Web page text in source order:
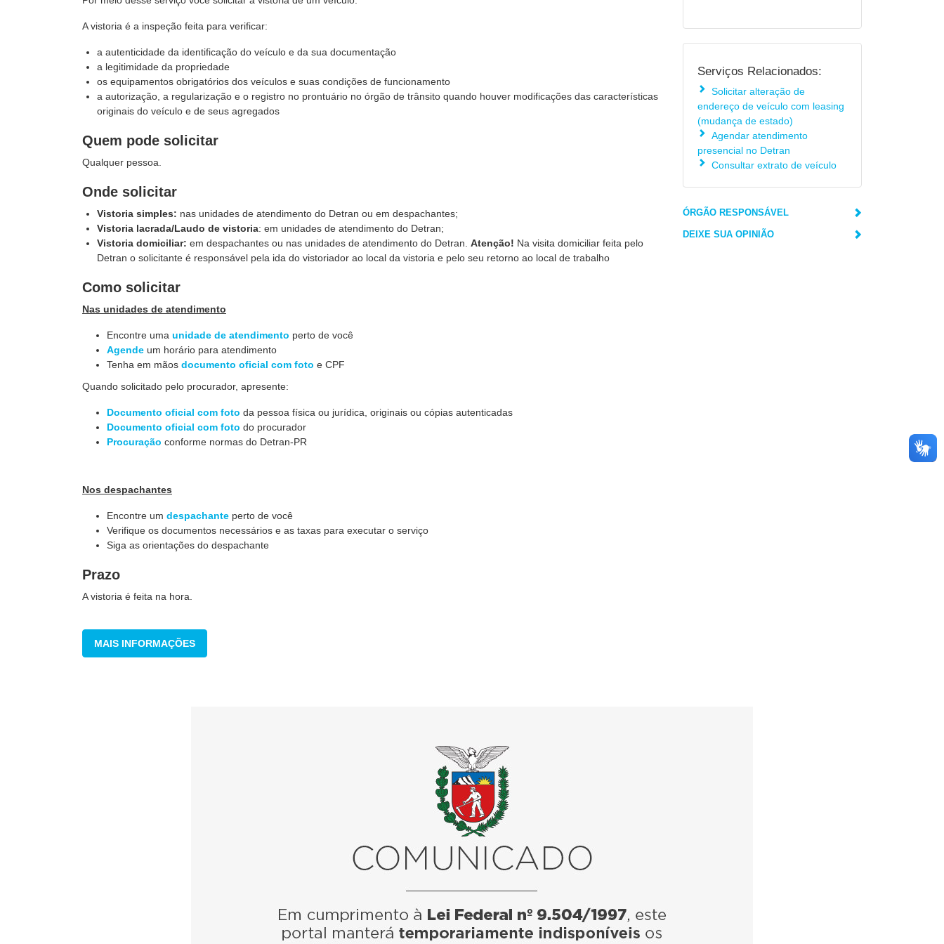
A vistoria é a inspeção feita para verificar:
a autenticidade da identificação do veículo e da sua documentação
a legitimidade da propriedade
os equipamentos obrigatórios dos veículos e suas condições de funcionamento
a autorização, a regularização e o registro no prontuário no órgão de trânsito quando houver modificações das características
originais do veículo e de seus agregados
Quem pode solicitar
Qualquer pessoa.
Onde solicitar
Vistoria simples: nas unidades de atendimento do Detran ou em despachantes;
Vistoria lacrada/Laudo de vistoria: em unidades de atendimento do Detran;
Vistoria domiciliar:em despachantes ou nas unidades de atendimento do Detran.Atenção! Na visita domiciliar feita pelo
Detran o solicitante é responsável pela ida do vistoriador ao local da vistoria e pelo seu retorno ao local de trabalho
Como solicitar
Nas unidades de atendimento
Encontre uma unidade de atendimento perto de você
Agende um horário para atendimento
Tenha em mãos documento oficial com foto e CPF
Quando solicitado pelo procurador, apresente:
Documento oficial com foto da pessoa física ou jurídica, originais ou cópias autenticadas
Documento oficial com foto do procurador
Procuração conforme normas do Detran-PR
Nos despachantes
Encontre um despachante perto de você
Verifique os documentos necessários e as taxas para executar o serviço
Siga as orientações do despachante
Prazo
A vistoria é feita na hora.
MAIS INFORMAÇÕES
Serviços Relacionados:
Solicitar alteração de
endereço de veículo com leasing
(mudança de estado)
Agendar atendimento
presencial no Detran
Consultar extrato de veículo
ÓRGÃO RESPONSÁVEL
DEIXE SUA OPINIÃO